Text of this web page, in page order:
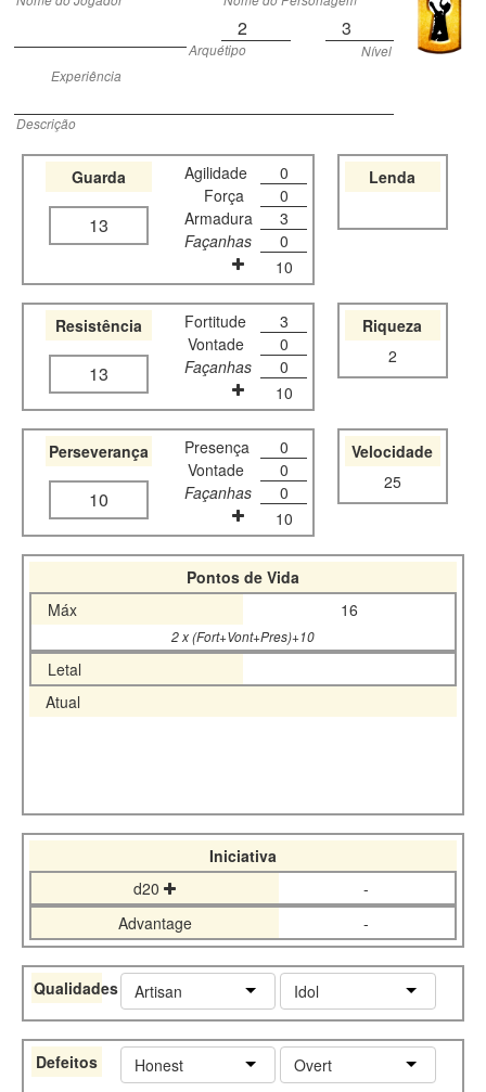
2 3
Arquétipo
Nível
Experiência
Descrição
Guarda
13
Agilidade
0
Força
0
Armadura
3
Façanhas
0
10
Lenda
Resistência
13
Fortitude
3
Vontade
0
Façanhas
0
10
Riqueza
2
Perseverança
10
Presença
0
Vontade
0
Façanhas
0
10
Velocidade
25
Pontos de Vida
Máx
16
2 x (Fort+Vont+Pres)+10
Letal
Atual
Iniciativa
d20
-
Advantage
-
Qualidades Artisan Idol
Defeitos Honest Overt